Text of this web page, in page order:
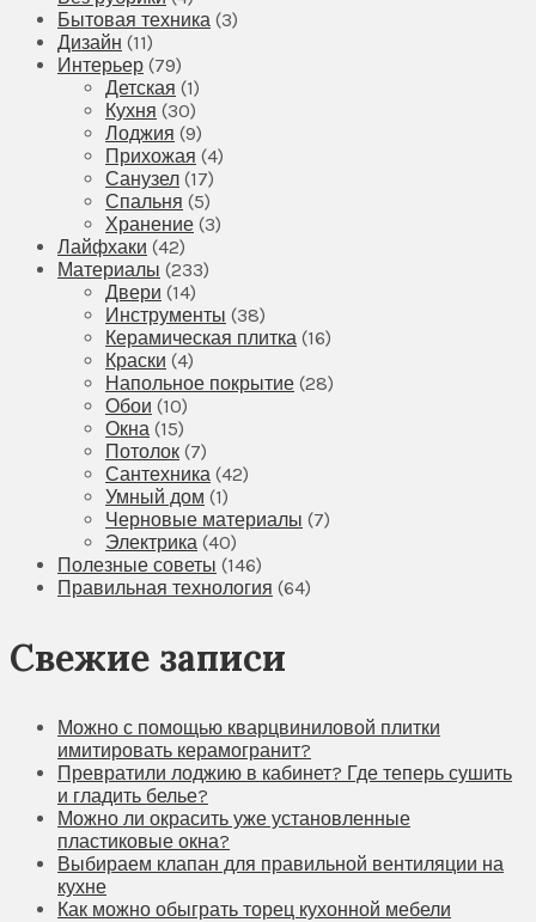
Бытовая техника (3)
Дизайн (11)
Интерьер (79)
Детская (1)
Кухня (30)
Лоджия (9)
Прихожая (4)
Санузел (17)
Спальня (5)
Хранение (3)
Лайфхаки (42)
Материалы (233)
Двери (14)
Инструменты (38)
Керамическая плитка (16)
Краски (4)
Напольное покрытие (28)
Обои (10)
Окна (15)
Потолок (7)
Сантехника (42)
Умный дом (1)
Черновые материалы (7)
Электрика (40)
Полезные советы (146)
Правильная технология (64)
Свежие записи
Можно с помощью кварцвиниловой плитки
имитировать керамогранит?
Превратили лоджию в кабинет? Где теперь сушить
и гладить белье?
Можно ли окрасить уже установленные
пластиковые окна?
Выбираем клапан для правильной вентиляции на
кухне
Как можно обыграть торец кухонной мебели